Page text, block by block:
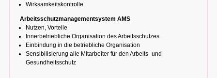
Wirksamkeitskontrolle
Arbeitsschutzmanagementsystem AMS
Nutzen, Vorteile
Innerbetriebliche Organisation des Arbeitsschutzes
Einbindung in die betriebliche Organisation
Sensibilisierung alle Mitarbeiter für den Arbeits- und
Gesundheitsschutz